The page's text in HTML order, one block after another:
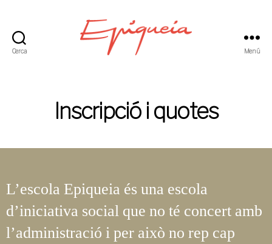
Cerca
escola
petita
Menú
Inscripció i quotes
L’escola Epiqueia és una escola
d’iniciativa social que no té concert amb
l’administració i per això no rep cap